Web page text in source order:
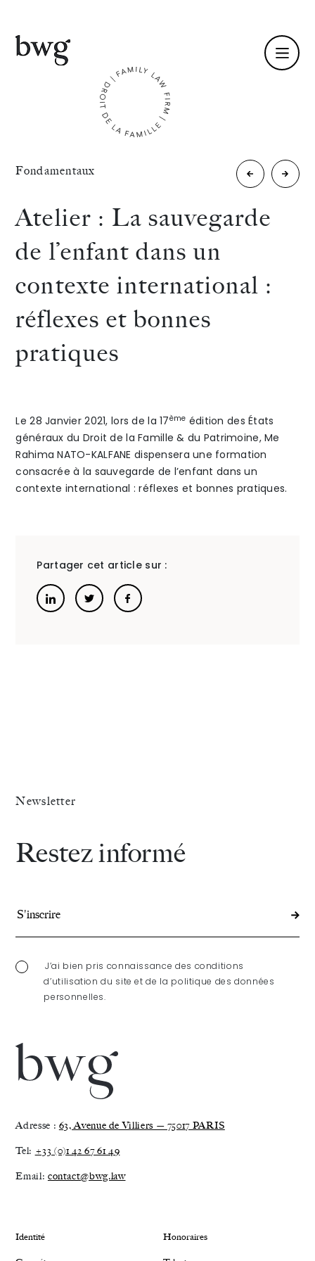
International
The Alliance
Talents / Contact
Atelier
Divorce
en
matière
fiscale
»
«
Le
Fondamentaux
Atelier : La sauvegarde
de l’enfant dans un
contexte international :
réflexes et bonnes
pratiques
Le 28 Janvier 2021, lors de la 17ème édition des États
généraux du Droit de la Famille & du Patrimoine, Me
Rahima NATO-KALFANE dispensera une formation
consacrée à la sauvegarde de l’enfant dans un
contexte international : réflexes et bonnes pratiques.
Partager cet article sur :
Newsletter
Restez informé
J’ai bien pris connaissance des conditions
d’utilisation du site et de la politique des données
personnelles.
Adresse : 63, Avenue de Villiers — 75017 PARIS
Tel: +33 (0)1 42 67 61 49
Email: contact@bwg.law
Identité Honoraires